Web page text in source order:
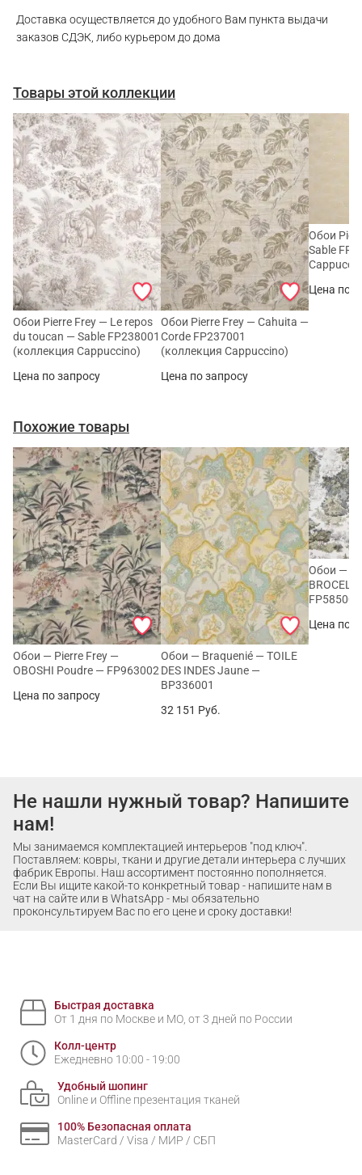
Доставка осуществляется до удобного Вам пункта выдачи
заказов СДЭК, либо курьером до дома
Товары этой коллекции
Обои Pierre Frey — Le repos
du toucan — Sable FP238001
(коллекция Cappuccino)
Цена по запросу
Обои Pierre Frey — Cahuita —
Corde FP237001
(коллекция Cappuccino)
Цена по запросу
Обои
Sable
Цена по
Похожие товары
Обои — Pierre Frey —
OBOSHI Poudre — FP963002
Цена по запросу
Обои — Braquenié — TOILE
DES INDES Jaune —
BP336001
32 151 Руб.
Обои —
FP585002
Цена по
Не нашли нужный товар? Напишите
нам!
Мы занимаемся комплектацией интерьеров "под ключ".
Поставляем: ковры, ткани и другие детали интерьера с лучших
фабрик Европы. Наш ассортимент постоянно пополняется.
Если Вы ищите какой-то конкретный товар - напишите нам в
чат на сайте или в WhatsApp - мы обязательно
проконсультируем Вас по его цене и сроку доставки!
Быстрая доставка
От 1 дня по Москве и МО, от 3 дней по России
Колл-центр
Ежедневно 10:00 - 19:00
Удобный шопинг
Online и Offline презентация тканей
100% Безопасная оплата
MasterCard / Visa / МИР / СБП